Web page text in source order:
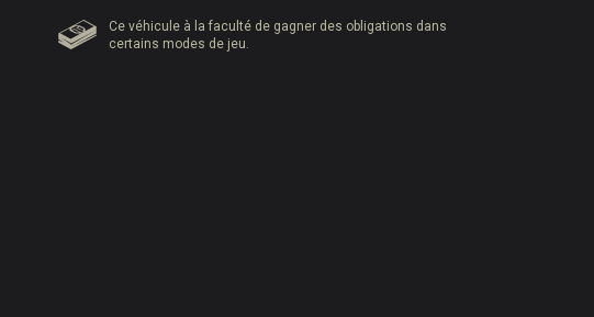
Ce véhicule à la faculté de gagner des obligations dans
certains modes de jeu.